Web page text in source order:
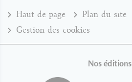
Haut de page Plan du site
Gestion des cookies
Nos éditions